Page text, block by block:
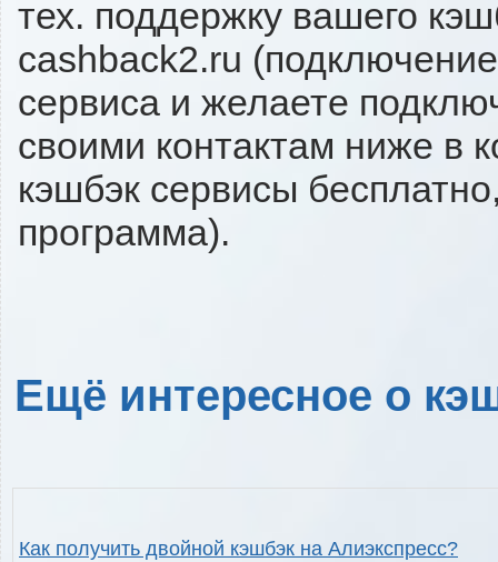
тех. поддержку вашего
cashback2.ru
сервиса и желаете
своими контактам ниже в
кэшбэк сервисы
программа).
Ещё интересное о
Как получить двойной кэшбэк на Алиэкспресс?